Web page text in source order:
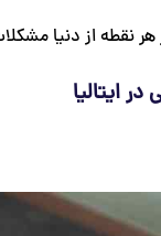
از دنیا
ایتالیا